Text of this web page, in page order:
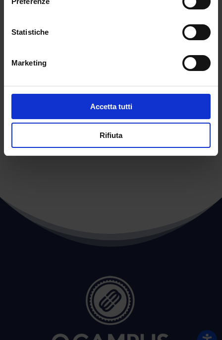
Statistiche
Marketing
Accetta tutti
Rifiuta
candidati interessati saranno un esercito di
a differenza di quanto avvenuto in passato
proprio con l’ultimo concorso, i governanti ci
piccolo inciampo non mancherebbe di creare